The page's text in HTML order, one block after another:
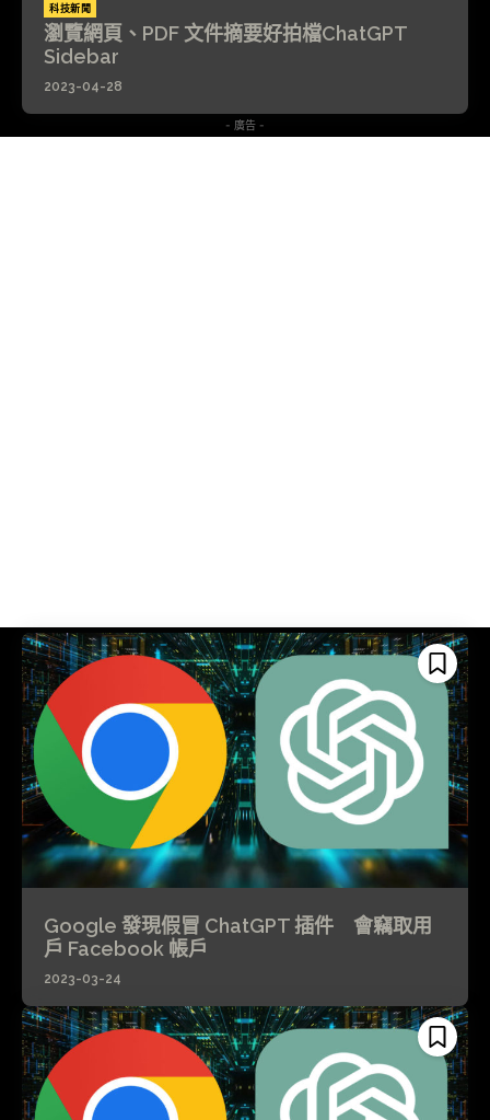
科技新聞
瀏覽網頁、PDF 文件摘要好拍檔ChatGPT
Sidebar
2023-04-28
- 廣告 -
Google 發現假冒 ChatGPT 插件 會竊取用
戶 Facebook 帳戶
2023-03-24